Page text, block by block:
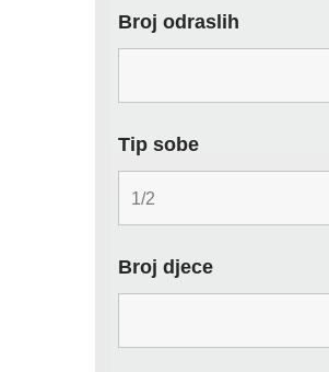
Broj odraslih
Tip sobe
Broj djece